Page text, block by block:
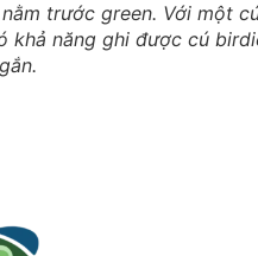
trước green. Với một
khả năng ghi được cú